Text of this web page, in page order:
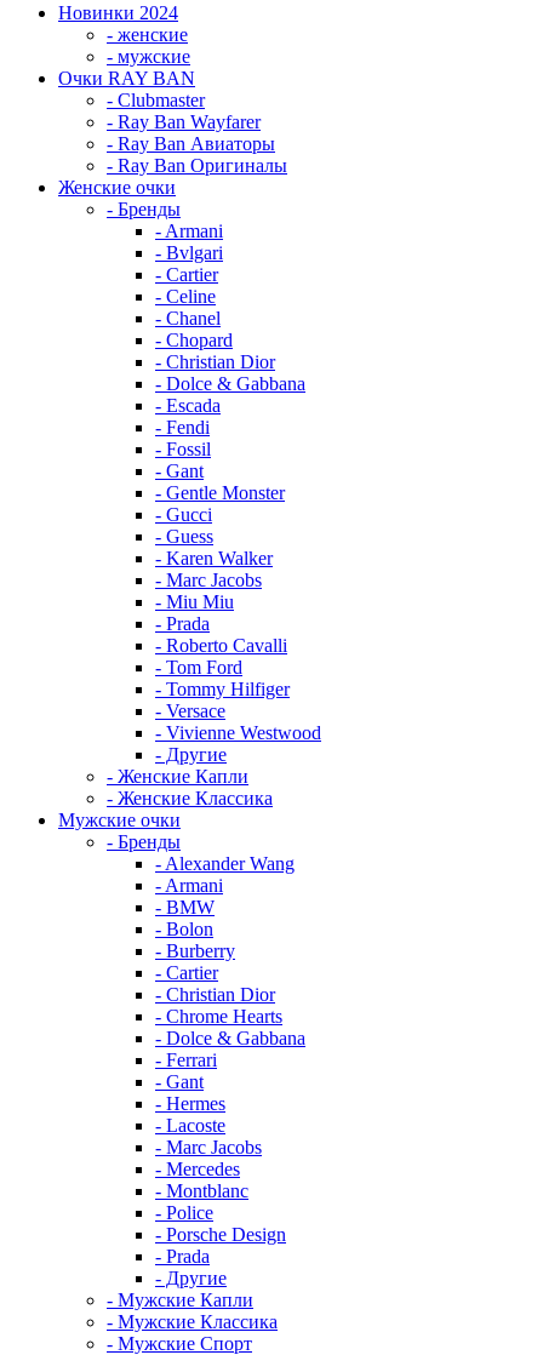
Новинки 2024
- женские
- мужские
Очки RAY BAN
- Clubmaster
- Ray Ban Wayfarer
- Ray Ban Авиаторы
- Ray Ban Оригиналы
Женские очки
- Бренды
- Armani
- Bvlgari
- Cartier
- Celine
- Chanel
- Chopard
- Christian Dior
- Dolce & Gabbana
- Escada
- Fendi
- Fossil
- Gant
- Gentle Monster
- Gucci
- Guess
- Karen Walker
- Marc Jacobs
- Miu Miu
- Prada
- Roberto Cavalli
- Tom Ford
- Tommy Hilfiger
- Versace
- Vivienne Westwood
- Другие
- Женские Капли
- Женские Классика
Мужские очки
- Бренды
- Alexander Wang
- Armani
- BMW
- Bolon
- Burberry
- Cartier
- Christian Dior
- Chrome Hearts
- Dolce & Gabbana
- Ferrari
- Gant
- Hermes
- Lacoste
- Marc Jacobs
- Mercedes
- Montblanc
- Police
- Porsche Design
- Prada
- Другие
- Мужские Капли
- Мужские Классика
- Мужские Спорт